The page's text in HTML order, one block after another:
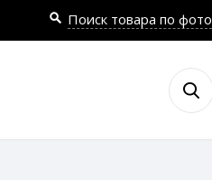
Поиск товара по фото